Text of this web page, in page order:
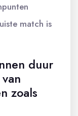
match is
duur
zoals